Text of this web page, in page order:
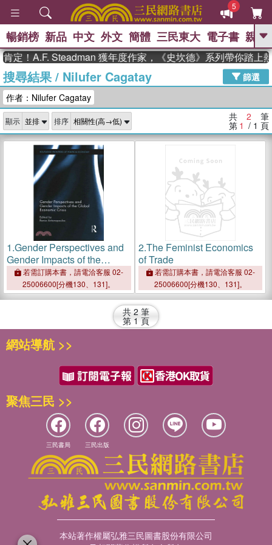
5
GO
熱搜： 東野圭吾 The Odyssey 、
父親節 、 如果歷史是一群喵 、 暑期
念華 、 台灣的李登輝時代 、 數學女
孩：黎曼猜想
偉大的迷走神經
暢銷榜 新品 中文 外文 簡體 三民東大 電子書 親子
定！A.F. Steadman 獲年度作家，《史坎德》系列帶你踏上
搜尋結果/ Nilufer Cagatay
篩選
作者：Nilufer Cagatay
顯示 排序 共 2 筆
第 1 / 1 頁
1.Gender Perspectives and
Gender Impacts of the
Global Economic Crisis
若需訂購本書，請電洽客服 02-
25006600[分機130、131]。
2.The Feminist Economics
of Trade
若需訂購本書，請電洽客服 02-
25006600[分機130、131]。
共 2 筆
第 1 頁
網站導航 >>
聚焦三民 >>
三民書局 三民出版
本站著作權屬弘雅三民圖書股份有限公司